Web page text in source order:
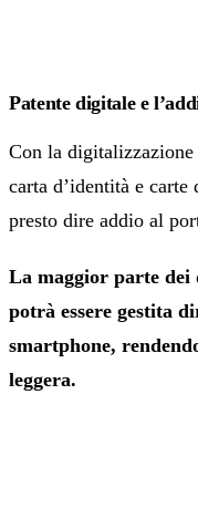
Patente digitale e
Con la digitalizzazione
carta d’identità e
presto dire addio al
La maggior parte dei
potrà essere gestita
smartphone,
leggera.